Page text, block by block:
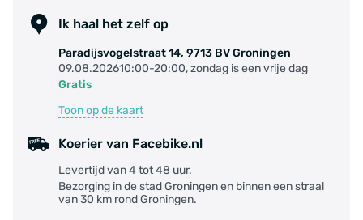
Ik haal het zelf op
Paradijsvogelstraat 14, 9713 BV Groningen
09.08.202610:00-20:00, zondag is een vrije dag
Gratis
Toon op de kaart
Koerier van Facebike.nl
Levertijd van 4 tot 48 uur.
Bezorging in de stad Groningen en binnen een straal
van 30 km rond Groningen.